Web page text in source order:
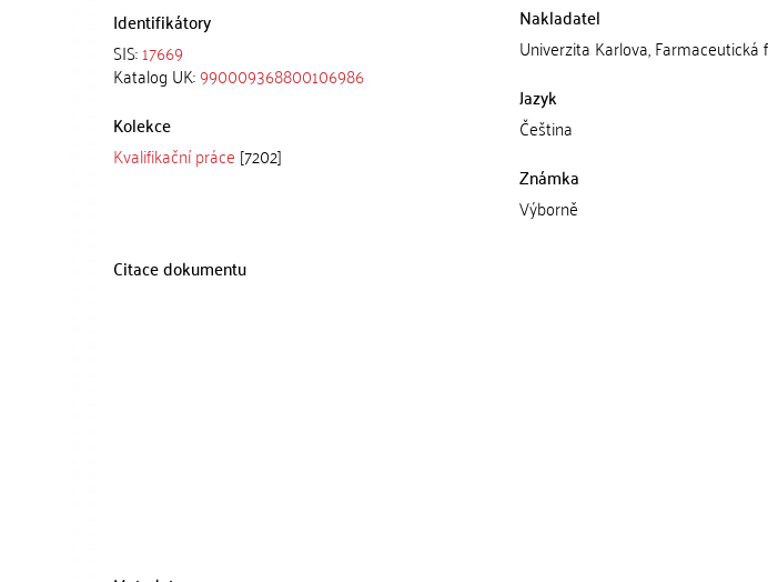
Identifikátory
SIS:17669
Katalog UK:990009368800106986
Kolekce
Kvalifikační práce [7202]
Nakladatel
Univerzita Karlova,
Jazyk
Čeština
Známka
Výborně
Citace dokumentu